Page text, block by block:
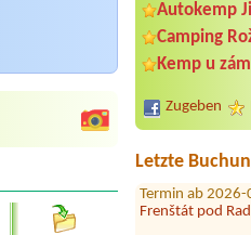
Autokemp
Camping
Kemp u
Zugeben
Letzte
Termin ab
osada Olešná
chata pro 4
pes
Termin ab
Frenštát pod